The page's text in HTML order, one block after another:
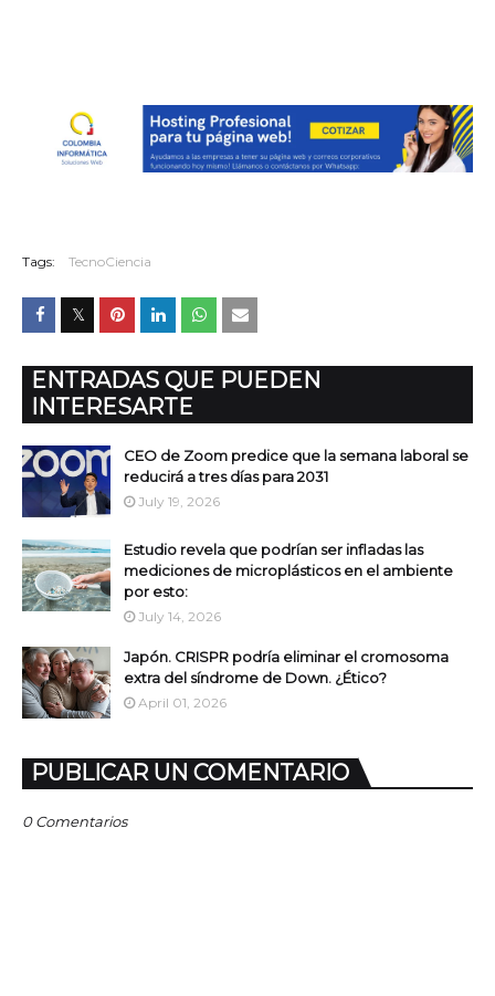
Tags: TecnoCiencia
ENTRADAS QUE PUEDEN
INTERESARTE
CEO de Zoom predice que la semana laboral se
reducirá a tres días para 2031
July 19, 2026
Estudio revela que podrían ser infladas las
mediciones de microplásticos en el ambiente
por esto:
July 14, 2026
Japón. CRISPR podría eliminar el cromosoma
extra del síndrome de Down. ¿Ético?
April 01, 2026
PUBLICAR UN COMENTARIO
0 Comentarios